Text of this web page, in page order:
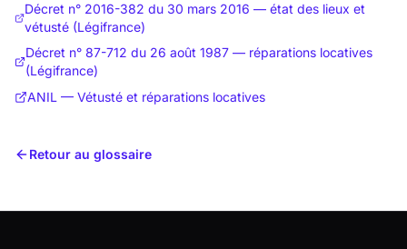
Décret n° 2016-382 du 30 mars 2016 — état des lieux et
vétusté (Légifrance)
Décret n° 87-712 du 26 août 1987 — réparations locatives
(Légifrance)
ANIL — Vétusté et réparations locatives
Retour au glossaire